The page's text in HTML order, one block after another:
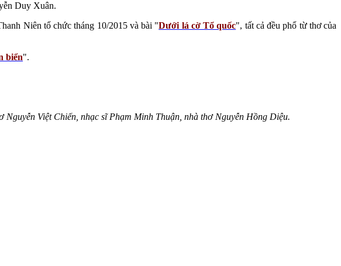
Duy Xuân.
Niên tổ chức tháng 10/2015 và bài "Dưới lá cờ Tổ quốc", tất cả đều phổ từ thơ của
biển".
Việt Chiến, nhạc sĩ Phạm Minh Thuận, nhà thơ Nguyễn Hồng Diệu.